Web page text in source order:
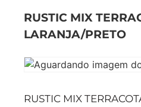
RUSTIC MIX
LARANJA/PRETO
RUSTIC MIX